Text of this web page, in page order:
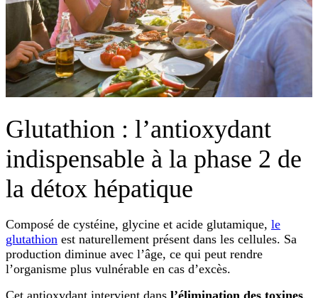
Glutathion : l’antioxydant
indispensable à la phase 2 de
la détox hépatique
Composé de cystéine, glycine et acide glutamique, le
glutathion est naturellement présent dans les cellules. Sa
production diminue avec l’âge, ce qui peut rendre
l’organisme plus vulnérable en cas d’excès.